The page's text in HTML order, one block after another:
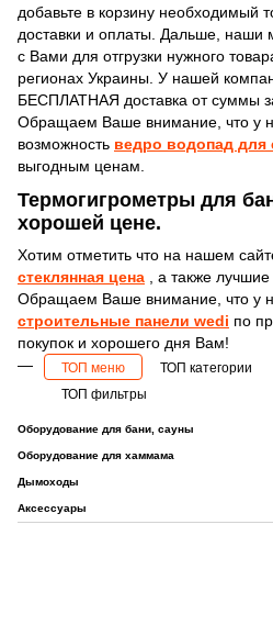
добавьте в корзину необходимый
доставки и оплаты. Дальше, наши
с Вами для отгрузки нужного
регионах Украины. У нашей
БЕСПЛАТНАЯ доставка от суммы
Обращаем Ваше внимание, что у
возможность ведро водопад для
выгодным ценам.
Термогигрометры для
хорошей цене.
Хотим отметить что на нашем
стеклянная цена , а также лучшие
Обращаем Ваше внимание, что у
строительные панели wedi по
покупок и хорошего дня Вам!
ТОП меню ТОП категории
ТОП фильтры
Оборудование для бани, сауны
Оборудование для хаммама
Дымоходы
Аксессуары